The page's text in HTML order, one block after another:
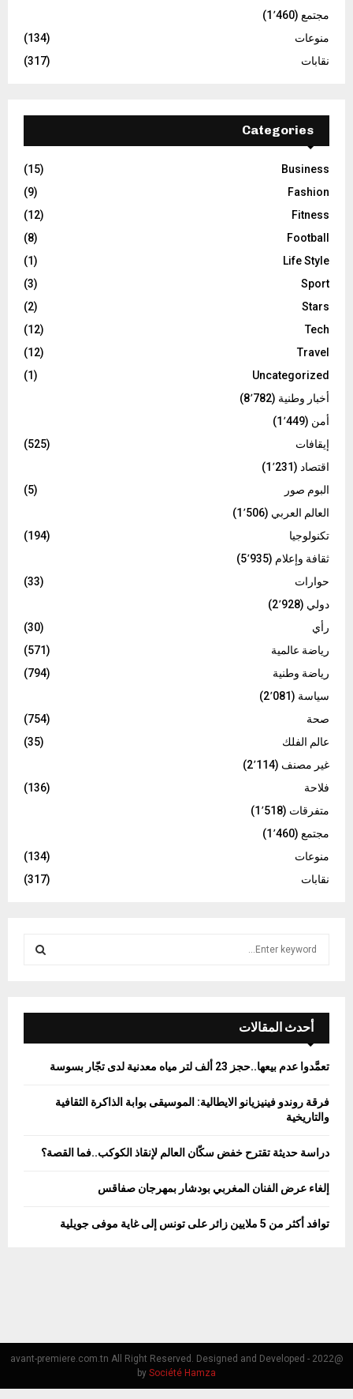
مجتمع (1٬460)
منوعات
(134)
نقابات
(317)
Categories
Business
(15)
Fashion
(9)
Fitness
(12)
Football
(8)
Life Style
(1)
Sport
(3)
Stars
(2)
Tech
(12)
Travel
(12)
Uncategorized
(1)
أخبار وطنية (8٬782)
أمن (1٬449)
إيقافات
(525)
اقتصاد (1٬231)
البوم صور
(5)
العالم العربي (1٬506)
تكنولوجيا
(194)
ثقافة وإعلام (5٬935)
حوارات
(33)
دولي (2٬928)
رأي
(30)
رياضة عالمية
(571)
رياضة وطنية
(794)
سياسة (2٬081)
صحة
(754)
عالم الفلك
(35)
غير مصنف (2٬114)
فلاحة
(136)
متفرقات (1٬518)
مجتمع (1٬460)
منوعات
(134)
نقابات
(317)
f
r
E
A
أحدث المقالات
تعمَّدوا عدم بيعها..حجز 23 ألف لتر مياه معدنية لدى تجّار بسوسة
فرقة روندو فينيزيانو الايطالية: الموسيقى بوابة الذاكرة الثقافية
والتاريخية
دراسة حديثة تقترح خفض سكّان العالم لإنقاذ الكوكب..فما القصة؟
إلغاء عرض الفنان المغربي بودشار بمهرجان صفاقس
توافد أكثر من 5 ملايين زائر على تونس إلى غاية موفى جويلية
@2022 - avant-premiere.com.tn All Right Reserved. Designed and Developed
by Société Hamza